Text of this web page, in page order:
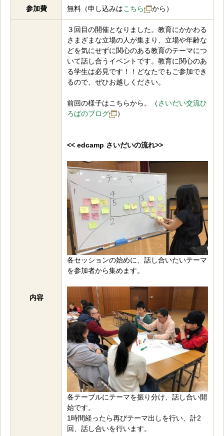
参加費 無料（申し込みはこちら から）
内容
３回目の開催となりました。教育にかかわる
さまざまな立場の人が集まり、立場や年齢な
どを気にせずに関心のある教育のテーマにつ
いて話し合うイベントです。教育に関心のあ
る学生は必見です！！どなたでもご参加でき
るので、ぜひお越しください。
前回の様子はこちらから。（さいだい交流ひ
ろばのブログ
）
<< edcamp さいだいの流れ>>
各セッションの始めに、話し合いたいテーマ
を参加者から集めます。
各テーブルにテーマを振り分け、話し合い開
始です。
1時間経ったら再びテーマ出しを行い、計2
回、話し合いを行います。